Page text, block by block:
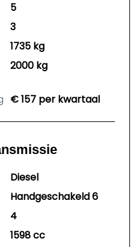
5
3
1735 kg
2000 kg
€ 157 per kwartaal
Diesel
Handgeschakeld 6
4
1598 cc